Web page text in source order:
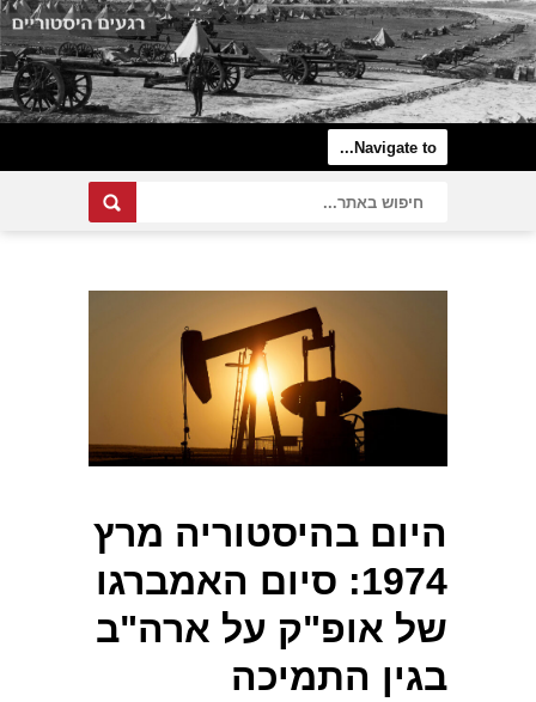
היום בהיסטוריה מרץ
1974: סיום האמברגו
של אופ"ק על ארה"ב
בגין התמיכה